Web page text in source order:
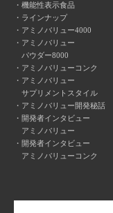
機能性表示食品
ラインナップ
アミノバリュー4000
アミノバリュー
パウダー8000
アミノバリューコンク
アミノバリュー
サプリメントスタイル
アミノバリュー開発秘話
開発者インタビュー
アミノバリュー
開発者インタビュー
アミノバリューコンク